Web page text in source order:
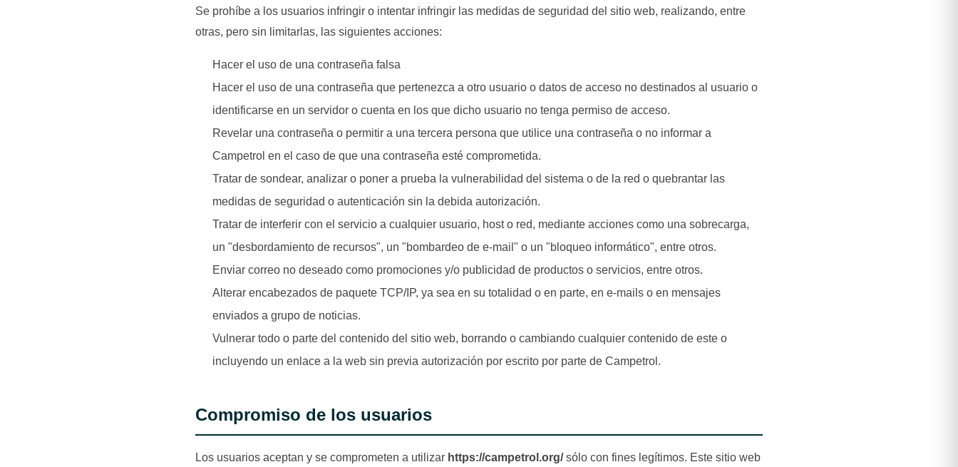
Se prohíbe a los usuarios infringir o intentar infringir las medidas de seguridad del sitio web, realizando, entre
otras, pero sin limitarlas, las siguientes acciones:
Hacer el uso de una contraseña falsa
Hacer el uso de una contraseña que pertenezca a otro usuario o datos de acceso no destinados al usuario o
identificarse en un servidor o cuenta en los que dicho usuario no tenga permiso de acceso.
Revelar una contraseña o permitir a una tercera persona que utilice una contraseña o no informar a
Campetrol en el caso de que una contraseña esté comprometida.
Tratar de sondear, analizar o poner a prueba la vulnerabilidad del sistema o de la red o quebrantar las
medidas de seguridad o autenticación sin la debida autorización.
Tratar de interferir con el servicio a cualquier usuario, host o red, mediante acciones como una sobrecarga,
un "desbordamiento de recursos", un "bombardeo de e-mail" o un "bloqueo informático", entre otros.
Enviar correo no deseado como promociones y/o publicidad de productos o servicios, entre otros.
Alterar encabezados de paquete TCP/IP, ya sea en su totalidad o en parte, en e-mails o en mensajes
enviados a grupo de noticias.
Vulnerar todo o parte del contenido del sitio web, borrando o cambiando cualquier contenido de este o
incluyendo un enlace a la web sin previa autorización por escrito por parte de Campetrol.
Compromiso de los usuarios
Los usuarios aceptan y se comprometen a utilizar https://campetrol.org/sólo con fines legítimos. Este sitio web